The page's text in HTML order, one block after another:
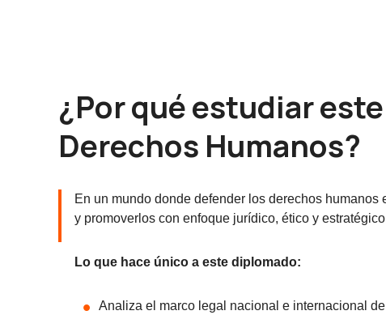
¿Por qué estudiar
Derechos Humanos?
En un mundo donde defender los derechos
y promoverlos con enfoque jurídico, ético y
Lo que hace único a este diplomado:
Analiza el marco legal nacional e internacional